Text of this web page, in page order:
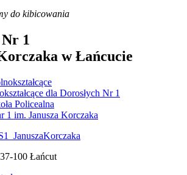
do kibicowania
Nr 1
w Łańcucie
dla Dorosłych Nr 1
Policealna
1 im. Janusza Korczaka
100 Łańcut